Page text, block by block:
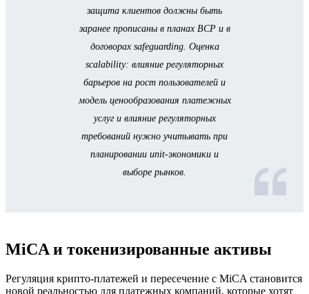
защита клиентов должны быть
заранее прописаны в планах BCP и в
договорах safeguarding. Оценка
scalability: влияние регуляторных
барьеров на рост пользователей и
модель ценообразования платежных
услуг и влияние регуляторных
требований нужно учитывать при
планировании unit‑экономики и
выборе рынков.
MiCA и токенизированные активы
Регуляция крипто‑платежей и пересечение с MiCA становится
новой реальностью для платежных компаний, которые хотят